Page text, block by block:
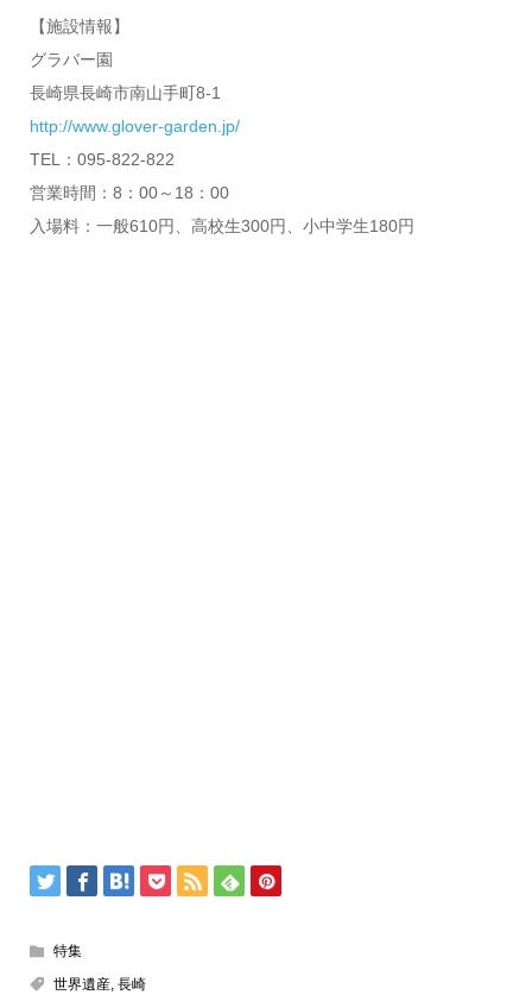
【施設情報】
グラバー園
長崎県長崎市南山手町8-1
http://www.glover-garden.jp/
TEL：095-822-822
営業時間：8：00～18：00
入場料：一般610円、高校生300円、小中学生180円
特集
世界遺産, 長崎